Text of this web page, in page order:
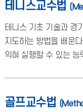
테니스교수법
테니스 기초 기술과 경
지도하는 방법을 배운
익혀 실행할 수 있는 능
골프교수법